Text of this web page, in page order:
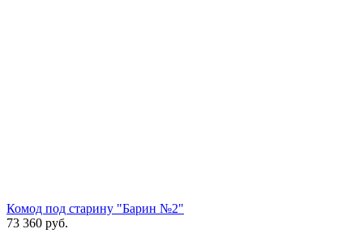
Комод под старину "Барин №2"
73 360 руб.